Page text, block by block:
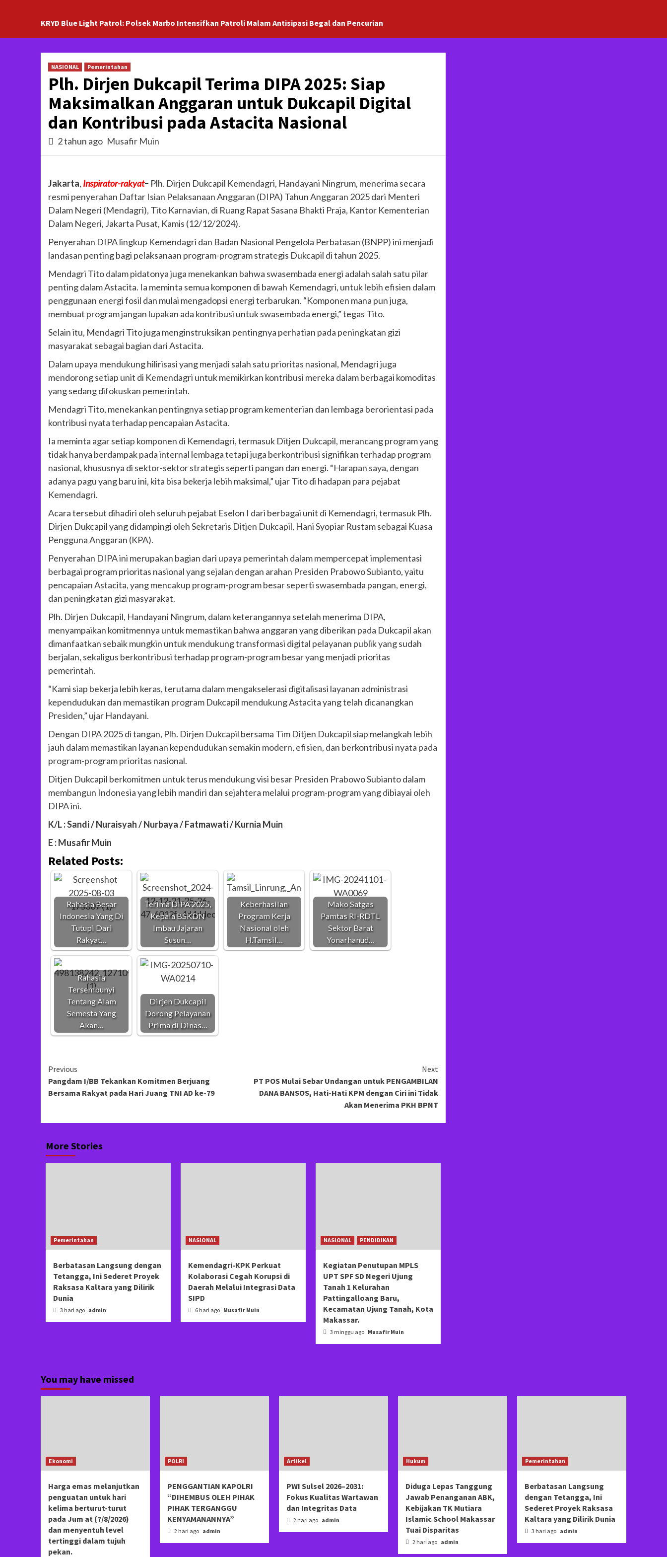
KRYD Blue Light Patrol: Polsek Marbo Intensifkan Patroli Malam Antisipasi Begal dan Pencurian
NASIONAL Pemerintahan
Plh. Dirjen Dukcapil Terima DIPA 2025: Siap
Maksimalkan Anggaran untuk Dukcapil Digital
dan Kontribusi pada Astacita Nasional
2 tahun ago Musafir Muin
Jakarta, Inspirator-rakyat– Plh. Dirjen Dukcapil Kemendagri, Handayani Ningrum, menerima secara
resmi penyerahan Daftar Isian Pelaksanaan Anggaran (DIPA) Tahun Anggaran 2025 dari Menteri
Dalam Negeri (Mendagri), Tito Karnavian, di Ruang Rapat Sasana Bhakti Praja, Kantor Kementerian
Dalam Negeri, Jakarta Pusat, Kamis (12/12/2024).
Penyerahan DIPA lingkup Kemendagri dan Badan Nasional Pengelola Perbatasan (BNPP) ini menjadi
landasan penting bagi pelaksanaan program-program strategis Dukcapil di tahun 2025.
Mendagri Tito dalam pidatonya juga menekankan bahwa swasembada energi adalah salah satu pilar
penting dalam Astacita. Ia meminta semua komponen di bawah Kemendagri, untuk lebih efisien dalam
penggunaan energi fosil dan mulai mengadopsi energi terbarukan. “Komponen mana pun juga,
membuat program jangan lupakan ada kontribusi untuk swasembada energi,” tegas Tito.
Selain itu, Mendagri Tito juga menginstruksikan pentingnya perhatian pada peningkatan gizi
masyarakat sebagai bagian dari Astacita.
Dalam upaya mendukung hilirisasi yang menjadi salah satu prioritas nasional, Mendagri juga
mendorong setiap unit di Kemendagri untuk memikirkan kontribusi mereka dalam berbagai komoditas
yang sedang difokuskan pemerintah.
Mendagri Tito, menekankan pentingnya setiap program kementerian dan lembaga berorientasi pada
kontribusi nyata terhadap pencapaian Astacita.
Ia meminta agar setiap komponen di Kemendagri, termasuk Ditjen Dukcapil, merancang program yang
tidak hanya berdampak pada internal lembaga tetapi juga berkontribusi signifikan terhadap program
nasional, khususnya di sektor-sektor strategis seperti pangan dan energi. “Harapan saya, dengan
adanya pagu yang baru ini, kita bisa bekerja lebih maksimal,” ujar Tito di hadapan para pejabat
Kemendagri.
Acara tersebut dihadiri oleh seluruh pejabat Eselon I dari berbagai unit di Kemendagri, termasuk Plh.
Dirjen Dukcapil yang didampingi oleh Sekretaris Ditjen Dukcapil, Hani Syopiar Rustam sebagai Kuasa
Pengguna Anggaran (KPA).
Penyerahan DIPA ini merupakan bagian dari upaya pemerintah dalam mempercepat implementasi
berbagai program prioritas nasional yang sejalan dengan arahan Presiden Prabowo Subianto, yaitu
pencapaian Astacita, yang mencakup program-program besar seperti swasembada pangan, energi,
dan peningkatan gizi masyarakat.
Plh. Dirjen Dukcapil, Handayani Ningrum, dalam keterangannya setelah menerima DIPA,
menyampaikan komitmennya untuk memastikan bahwa anggaran yang diberikan pada Dukcapil akan
dimanfaatkan sebaik mungkin untuk mendukung transformasi digital pelayanan publik yang sudah
berjalan, sekaligus berkontribusi terhadap program-program besar yang menjadi prioritas
pemerintah.
“Kami siap bekerja lebih keras, terutama dalam mengakselerasi digitalisasi layanan administrasi
kependudukan dan memastikan program Dukcapil mendukung Astacita yang telah dicanangkan
Presiden,” ujar Handayani.
Dengan DIPA 2025 di tangan, Plh. Dirjen Dukcapil bersama Tim Ditjen Dukcapil siap melangkah lebih
jauh dalam memastikan layanan kependudukan semakin modern, efisien, dan berkontribusi nyata pada
program-program prioritas nasional.
Ditjen Dukcapil berkomitmen untuk terus mendukung visi besar Presiden Prabowo Subianto dalam
membangun Indonesia yang lebih mandiri dan sejahtera melalui program-program yang dibiayai oleh
DIPA ini.
K/L : Sandi / Nuraisyah / Nurbaya / Fatmawati / Kurnia Muin
E : Musafir Muin
Related Posts:
Rahasia Besar
Indonesia Yang Di
Tutupi Dari
Rakyat…
Terima DIPA 2025,
Kepala BSKDN
Imbau Jajaran
Susun…
Keberhasilan
Program Kerja
Nasional oleh
H.Tamsil…
Mako Satgas
Pamtas RI-RDTL
Sektor Barat
Yonarhanud…
Rahasia
Tersembunyi
Tentang Alam
Semesta Yang
Akan…
Dirjen Dukcapil
Dorong Pelayanan
Prima di Dinas…
Continue
Reading
Previous
Pangdam I/BB Tekankan Komitmen Berjuang
Bersama Rakyat pada Hari Juang TNI AD ke-79
Next
PT POS Mulai Sebar Undangan untuk PENGAMBILAN
DANA BANSOS, Hati-Hati KPM dengan Ciri ini Tidak
Akan Menerima PKH BPNT
More Stories
Pemerintahan
Berbatasan Langsung dengan
Tetangga, Ini Sederet Proyek
Raksasa Kaltara yang Dilirik
Dunia
3 hari ago admin
NASIONAL
Kemendagri-KPK Perkuat
Kolaborasi Cegah Korupsi di
Daerah Melalui Integrasi Data
SIPD
6 hari ago Musafir Muin
NASIONAL PENDIDIKAN
Kegiatan Penutupan MPLS
UPT SPF SD Negeri Ujung
Tanah 1 Kelurahan
Pattingalloang Baru,
Kecamatan Ujung Tanah, Kota
Makassar.
3 minggu ago Musafir Muin
You may have missed
Ekonomi
Harga emas melanjutkan
penguatan untuk hari
kelima berturut-turut
pada Jum at (7/8/2026)
dan menyentuh level
tertinggi dalam tujuh
pekan.
POLRI
PENGGANTIAN KAPOLRI
“DIHEMBUS OLEH PIHAK
PIHAK TERGANGGU
KENYAMANANNYA”
2 hari ago admin
Artikel
PWI Sulsel 2026–2031:
Fokus Kualitas Wartawan
dan Integritas Data
2 hari ago admin
Hukum
Diduga Lepas Tanggung
Jawab Penanganan ABK,
Kebijakan TK Mutiara
Islamic School Makassar
Tuai Disparitas
2 hari ago admin
Pemerintahan
Berbatasan Langsung
dengan Tetangga, Ini
Sederet Proyek Raksasa
Kaltara yang Dilirik Dunia
3 hari ago admin